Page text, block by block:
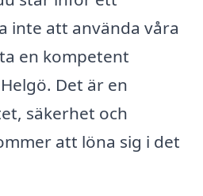
inte att använda våra
en kompetent
Det är en
säkerhet och
att löna sig i det